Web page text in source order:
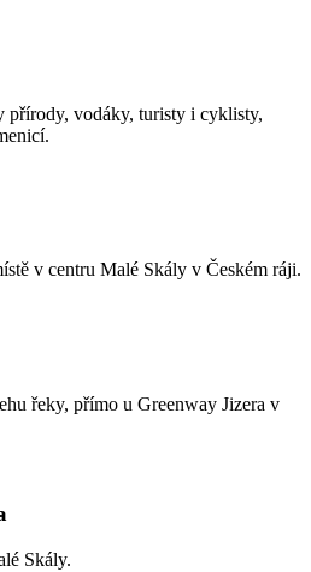
vodáky, turisty i cyklisty,
v centru Malé Skály v Českém ráji.
řeky, přímo u Greenway Jizera v
Skály.